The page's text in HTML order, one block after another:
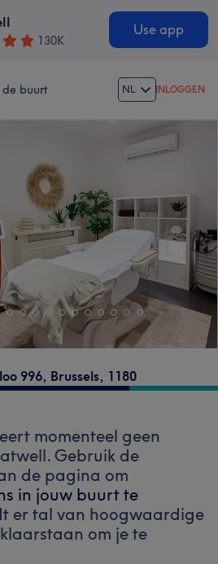
130K
Use app
de buurt NL INLOGGEN
996, Brussels, 1180
momenteel geen
Gebruik de
de pagina om
in jouw buurt te
er tal van hoogwaardige
om je te